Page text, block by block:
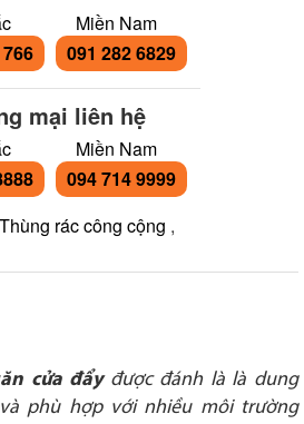
Miền Nam
091 282 6829
mại liên hệ
Miền Nam
094 714 9999
Thùng rác công cộng ,
cửa đẩyđược đánh là là dung
phù hợp với nhiều môi trường